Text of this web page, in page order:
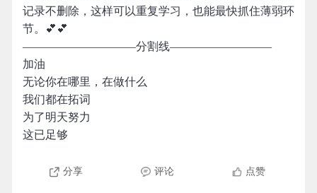
记录不删除，这样可以重复学习，也能最快抓住薄弱环
节。💕💕
——————————分割线—————————
加油
无论你在哪里，在做什么
我们都在拓词
为了明天努力
这已足够
分享 评论 点赞